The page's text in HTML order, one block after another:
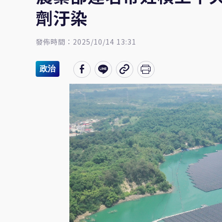
劑汙染
發佈時間：2025/10/14 13:31
政治